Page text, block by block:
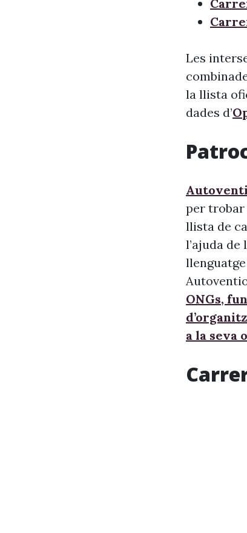
Les
la llista
dades d’
per trobar
llista de
l’ajuda
ONGs,
a la seva